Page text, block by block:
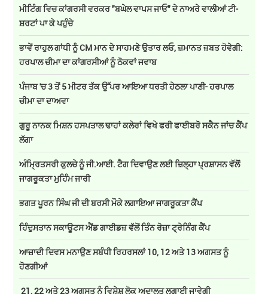
ਮੀਟਿੰਗ ਵਿਚ ਕਾਂਗਰਸੀ ਵਰਕਰ "ਬਘੇਲ ਵਾਪਸ ਜਾਓ" ਦੇ ਨਾਅਰੇ ਵਾਲੀਆਂ ਟੀ-
ਸ਼ਰਟਾਂ ਪਾ ਕੇ ਪਹੁੰਚੇ
ਭਾਵੇਂ ਰਾਹੁਲ ਗਾਂਧੀ ਨੂੰ CM ਮਾਨ ਦੇ ਸਾਹਮਣੇ ਉਤਾਰ ਲਓ, ਜ਼ਮਾਨਤ ਜ਼ਬਤ ਹੋਵੇਗੀ:
ਹਰਪਾਲ ਚੀਮਾ ਦਾ ਕਾਂਗਰਸੀਆਂ ਨੂੰ ਠੋਕਵਾਂ ਜਵਾਬ
ਪੰਜਾਬ 'ਚ 3 ਤੋਂ 5 ਮੀਟਰ ਤੱਕ ਉੱਪਰ ਆਇਆ ਧਰਤੀ ਹੇਠਲਾ ਪਾਣੀ- ਹਰਪਾਲ
ਚੀਮਾ ਦਾ ਦਾਅਵਾ
ਗੁਰੂ ਨਾਨਕ ਮਿਸ਼ਨ ਹਸਪਤਾਲ ਢਾਹਾਂ ਕਲੇਰਾਂ ਵਿਖੇ ਫਰੀ ਫਾਈਬਰੋ ਸਕੈਨ ਜਾਂਚ ਕੈਂਪ
ਲੱਗਾ
ਅੰਮ੍ਰਿਤਸਰੀ ਕੁਲਚੇ ਨੂੰ ਜੀ.ਆਈ. ਟੈਗ ਦਿਵਾਉਣ ਲਈ ਜ਼ਿਲ੍ਹਾ ਪ੍ਰਸ਼ਾਸਨ ਵੱਲੋਂ
ਜਾਗਰੂਕਤਾ ਮੁਹਿੰਮ ਜਾਰੀ
ਭਗਤ ਪੂਰਨ ਸਿੰਘ ਜੀ ਦੀ ਬਰਸੀ ਮੌਕੇ ਲਗਾਇਆ ਜਾਗਰੂਕਤਾ ਕੈਂਪ
ਹਿੰਦੁਸਤਾਨ ਸਕਾਊਟਸ ਐਂਡ ਗਾਈਡਜ਼ ਵੱਲੋਂ ਤਿੰਨ ਰੋਜ਼ਾ ਟ੍ਰੇਨਿੰਗ ਕੈਂਪ
ਆਜ਼ਾਦੀ ਦਿਵਸ ਮਨਾਉਣ ਸਬੰਧੀ ਰਿਹਰਸਲਾਂ 10, 12 ਅਤੇ 13 ਅਗਸਤ ਨੂੰ
ਹੋਣਗੀਆਂ
21, 22 ਅਤੇ 23 ਅਗਸਤ ਨੂੰ ਵਿਸ਼ੇਸ਼ ਲੋਕ ਅਦਾਲਤ ਲਗਾਈ ਜਾਵੇਗੀ